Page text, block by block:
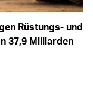
Rüstungs- und
37,9 Milliarden